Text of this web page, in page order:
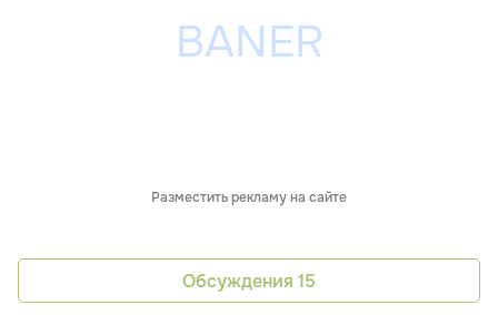
Разместить рекламу на сайте
Обсуждения 15